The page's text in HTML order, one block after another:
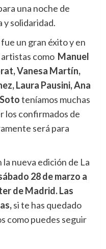
una noche de
y solidaridad.
un gran éxito y en
como Manuel
Vanesa Martín,
Laura Pausini, Ana
teníamos muchas
los confirmados de
será para
nueva edición de La
28 de marzo a
de Madrid. Las
si te has quedado
como puedes seguir